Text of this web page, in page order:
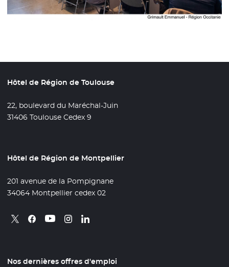
Hôtel de Région de Toulouse
22, boulevard du Maréchal-Juin
31406 Toulouse Cedex 9
Hôtel de Région de Montpellier
201 avenue de la Pompignane
34064 Montpellier cedex 02
Retrouvez nous sur X
- Nouvelle fenêtre
Retrouvez nous sur Facebook
- Nouvelle fenêtre
Retrouvez nous sur Youtube
- Nouvelle fenêtre
Retrouvez nous sur Instagram
- Nouvelle fenêtre
Retrouvez nous sur Linkedin
- Nouvelle fenêtre
Nos dernières offres d'emploi